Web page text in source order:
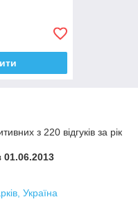
з 220 відгуків за рік
Україна